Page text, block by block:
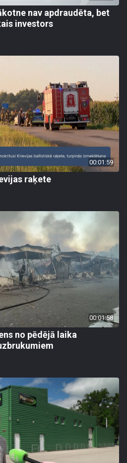
nav apdraudēta, bet
investors
00:01:59
raķete
00:01:58
no pēdējā laika